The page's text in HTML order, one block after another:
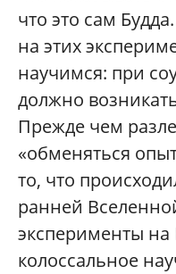
что это сам
на этих
научимся: при
должно
Прежде чем
«обменяться
то, что
ранней
эксперименты на
колоссальное